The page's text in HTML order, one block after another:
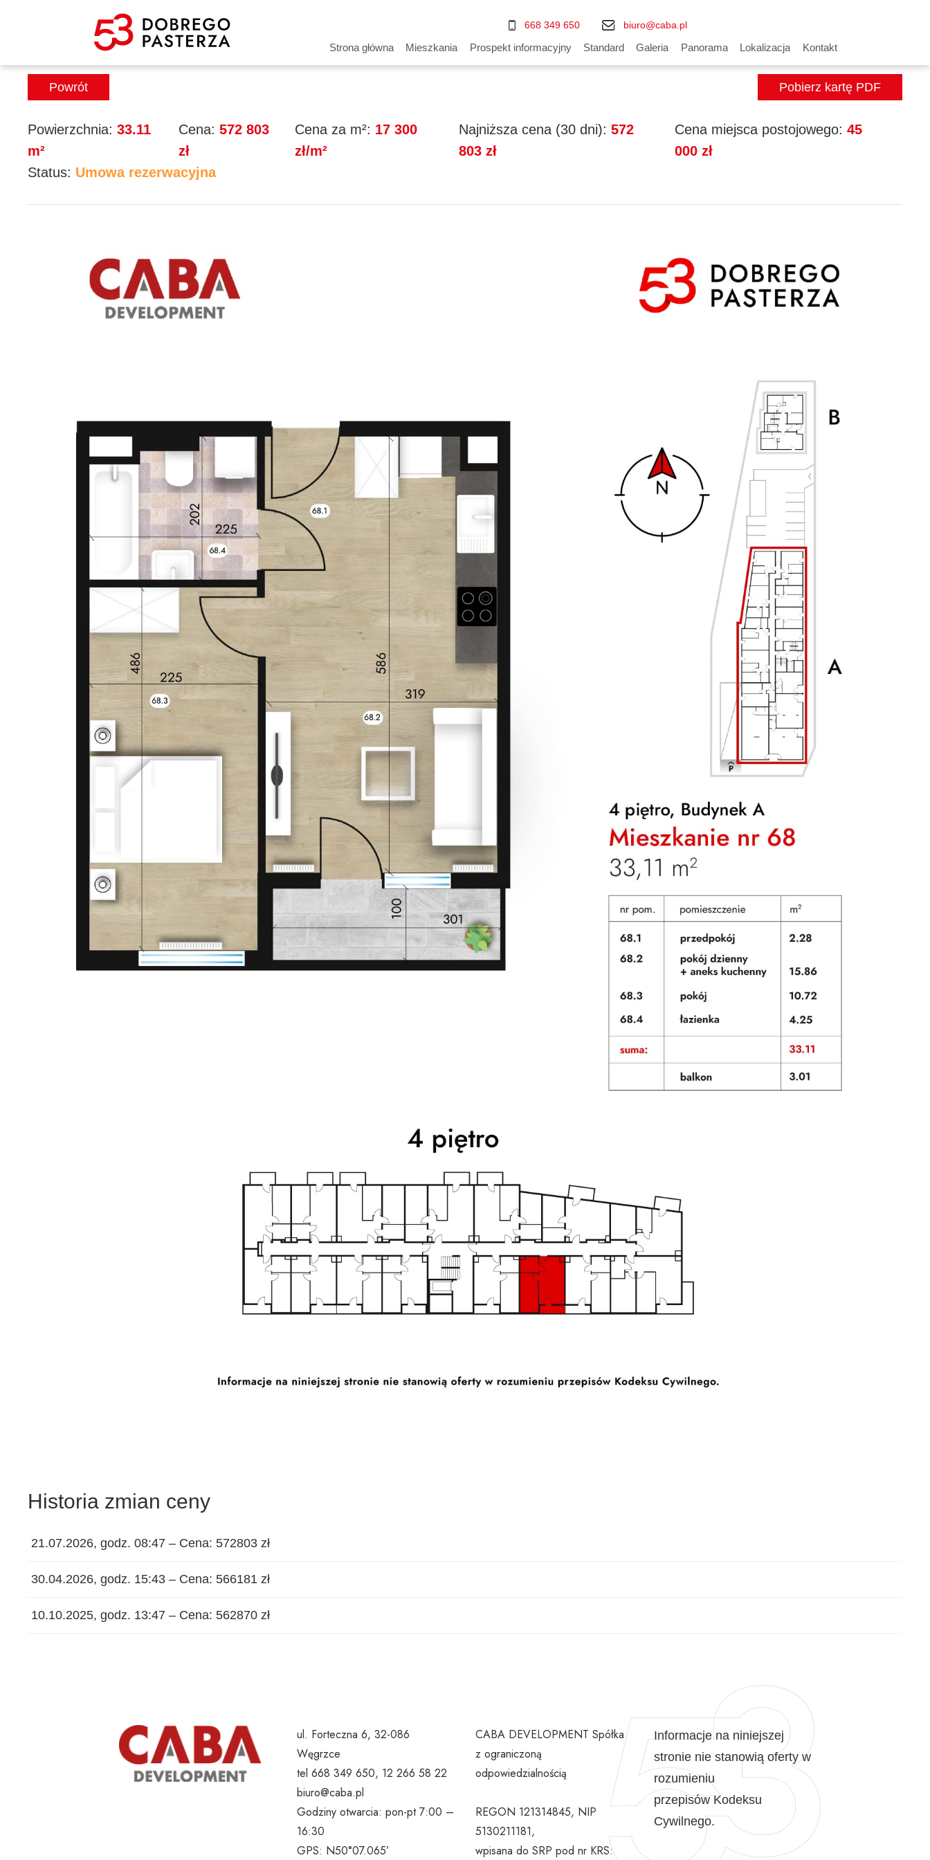
668 349 650 biuro@caba.pl
Kontakt
Lokalizacja
Panorama
Galeria
Standard
Prospekt informacyjny
Mieszkania
Strona główna
Mieszkanie 68
Wyszukiwarka mieszkań
Powrót Pobierz kartę PDF
Powierzchnia: 33.11
m²
Cena: 572 803
zł
Cena za m²: 17 300
zł/m²
Najniższa cena (30 dni): 572
803 zł
Cena miejsca postojowego: 45
000 zł
Status: Umowa rezerwacyjna
Historia zmian ceny
21.07.2026, godz. 08:47 – Cena: 572803 zł
30.04.2026, godz. 15:43 – Cena: 566181 zł
10.10.2025, godz. 13:47 – Cena: 562870 zł
ul. Forteczna 6, 32-086
Węgrzce
tel 668 349 650, 12 266 58 22
biuro@caba.pl
Godziny otwarcia: pon-pt 7:00 –
16:30
GPS: N50°07.065’
CABA DEVELOPMENT Spółka
z ograniczoną
odpowiedzialnością
REGON 121314845, NIP
5130211181,
wpisana do SRP pod nr KRS:
Informacje na niniejszej
stronie nie stanowią oferty w
rozumieniu
przepisów Kodeksu
Cywilnego.